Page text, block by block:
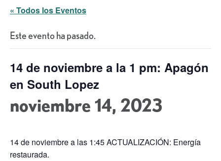
« Todos los Eventos
Este evento ha pasado.
14 de noviembre a la 1 pm: Apagón
en South Lopez
noviembre 14, 2023
14 de noviembre a las 1:45 ACTUALIZACIÓN: Energía
restaurada.